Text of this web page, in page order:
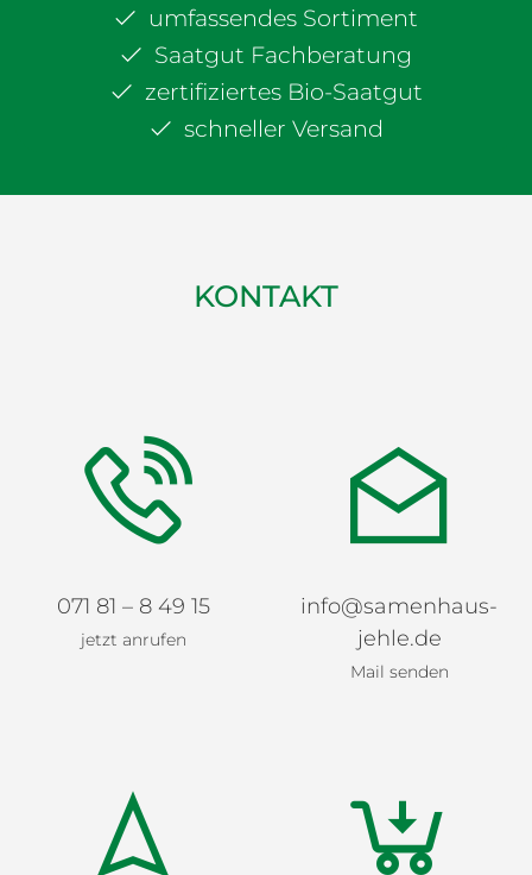
umfassendes Sortiment
Saatgut Fachberatung
zertifiziertes Bio-Saatgut
schneller Versand
KONTAKT
071 81 – 8 49 15
jetzt anrufen
info@samenhaus-
jehle.de
Mail senden